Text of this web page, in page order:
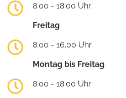
8.00 - 18.00 Uhr
Freitag
8.00 - 16.00 Uhr
Montag bis Freitag
8.00 - 18.00 Uhr